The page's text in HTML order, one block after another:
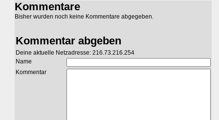
Kommentare
Bisher wurden noch keine Kommentare abgegeben.
Kommentar abgeben
Deine aktuelle Netzadresse: 216.73.216.254
Name
Kommentar